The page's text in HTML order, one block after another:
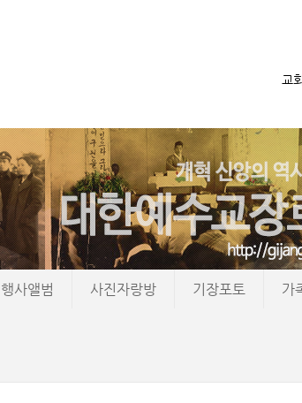
교
메뉴
행사앨범 사진자랑방 기장포토 가